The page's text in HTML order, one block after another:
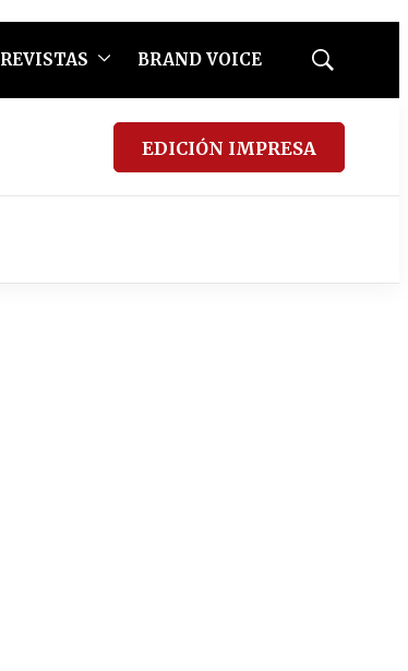
REVISTAS BRAND VOICE
Mostrar
EDICIÓN IMPRESA